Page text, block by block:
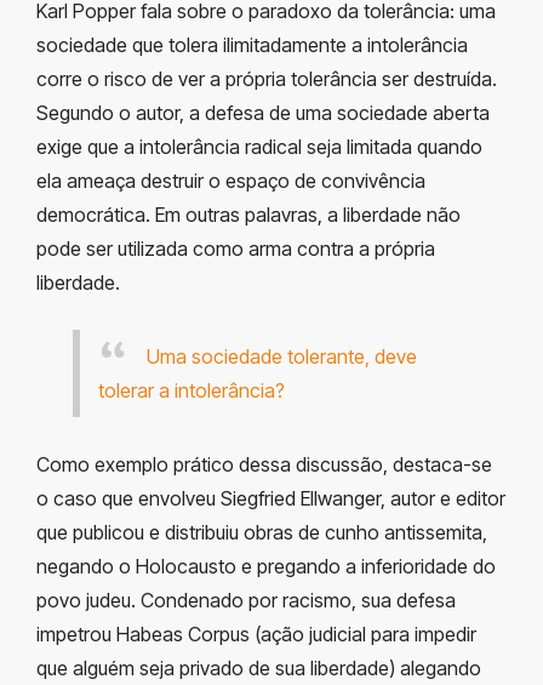
Karl Popper fala sobre o paradoxo da tolerância: uma
sociedade que tolera ilimitadamente a intolerância
corre o risco de ver a própria tolerância ser destruída.
Segundo o autor, a defesa de uma sociedade aberta
exige que a intolerância radical seja limitada quando
ela ameaça destruir o espaço de convivência
democrática. Em outras palavras, a liberdade não
pode ser utilizada como arma contra a própria
liberdade.
Uma sociedade tolerante, deve
tolerar a intolerância?
Como exemplo prático dessa discussão, destaca-se
o caso que envolveu Siegfried Ellwanger, autor e editor
que publicou e distribuiu obras de cunho antissemita,
negando o Holocausto e pregando a inferioridade do
povo judeu. Condenado por racismo, sua defesa
impetrou Habeas Corpus (ação judicial para impedir
que alguém seja privado de sua liberdade) alegando